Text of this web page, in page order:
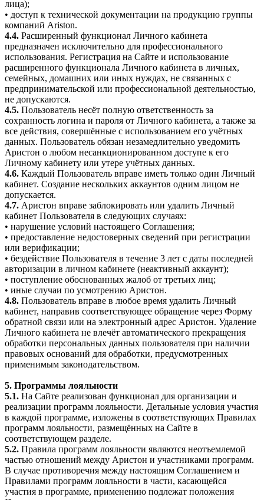
лица);
• доступ к технической документации на продукцию группы
компаний Ariston.
4.4. Расширенный функционал Личного кабинета
предназначен исключительно для профессионального
использования. Регистрация на Сайте и использование
расширенного функционала Личного кабинета в личных,
семейных, домашних или иных нуждах, не связанных с
предпринимательской или профессиональной деятельностью,
не допускаются.
4.5. Пользователь несёт полную ответственность за
сохранность логина и пароля от Личного кабинета, а также за
все действия, совершённые с использованием его учётных
данных. Пользователь обязан незамедлительно уведомить
Аристон о любом несанкционированном доступе к его
Личному кабинету или утере учётных данных.
4.6. Каждый Пользователь вправе иметь только один Личный
кабинет. Создание нескольких аккаунтов одним лицом не
допускается.
4.7. Аристон вправе заблокировать или удалить Личный
кабинет Пользователя в следующих случаях:
• нарушение условий настоящего Соглашения;
• предоставление недостоверных сведений при регистрации
или верификации;
• бездействие Пользователя в течение 3 лет с даты последней
авторизации в личном кабинете (неактивный аккаунт);
• поступление обоснованных жалоб от третьих лиц;
• иные случаи по усмотрению Аристон.
4.8. Пользователь вправе в любое время удалить Личный
кабинет, направив соответствующее обращение через Форму
обратной связи или на электронный адрес Аристон. Удаление
Личного кабинета не влечёт автоматического прекращения
обработки персональных данных пользователя при наличии
правовых оснований для обработки, предусмотренных
применимым законодательством.
5. Программы лояльности
5.1. На Сайте реализован функционал для организации и
реализации программ лояльности. Детальные условия участия
в каждой программе, изложены в соответствующих Правилах
программ лояльности, размещённых на Сайте в
соответствующем разделе.
5.2. Правила программ лояльности являются неотъемлемой
частью отношений между Аристон и участниками программ.
В случае противоречия между настоящим Соглашением и
Правилами программ лояльности в части, касающейся
участия в программе, применению подлежат положения